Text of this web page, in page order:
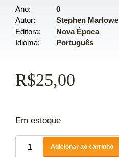
Ano
0
Autor
Stephen Marlowe
Editora
Nova Época
Idioma
Português
R$25,00
Em estoque
Adicionar ao carrinho